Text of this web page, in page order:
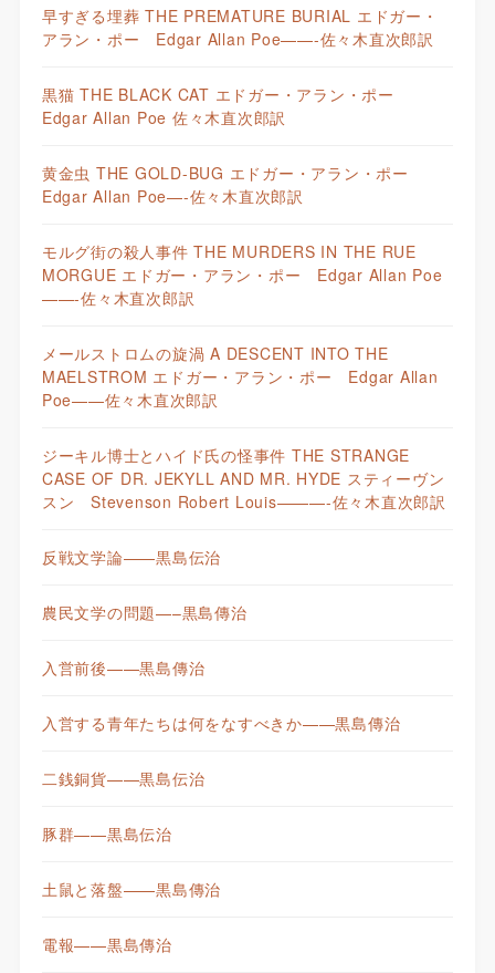
早すぎる埋葬 THE PREMATURE BURIAL エドガー・
アラン・ポー Edgar Allan Poe——-佐々木直次郎訳
黒猫 THE BLACK CAT エドガー・アラン・ポー
Edgar Allan Poe 佐々木直次郎訳
黄金虫 THE GOLD-BUG エドガー・アラン・ポー
Edgar Allan Poe—-佐々木直次郎訳
モルグ街の殺人事件 THE MURDERS IN THE RUE
MORGUE エドガー・アラン・ポー Edgar Allan Poe
——-佐々木直次郎訳
メールストロムの旋渦 A DESCENT INTO THE
MAELSTROM エドガー・アラン・ポー Edgar Allan
Poe——佐々木直次郎訳
ジーキル博士とハイド氏の怪事件 THE STRANGE
CASE OF DR. JEKYLL AND MR. HYDE スティーヴン
スン Stevenson Robert Louis———-佐々木直次郎訳
反戦文学論——黒島伝治
農民文学の問題—–黒島傳治
入営前後——黒島傳治
入営する青年たちは何をなすべきか——黒島傳治
二銭銅貨——黒島伝治
豚群——黒島伝治
土鼠と落盤——黒島傳治
電報——黒島傳治